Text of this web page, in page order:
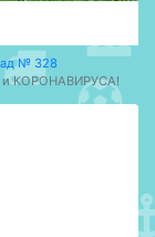
№ 328
и КОРОНАВИРУСА!